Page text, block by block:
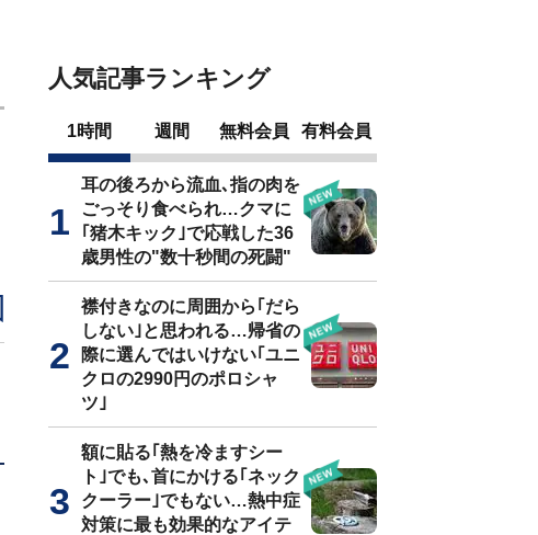
人気記事ランキング
1時間 週間 無料会員 有料会員
耳の後ろから流血､指の肉を
ごっそり食べられ…クマに
｢猪木キック｣で応戦した36
歳男性の"数十秒間の死闘"
襟付きなのに周囲から｢だら
しない｣と思われる…帰省の
際に選んではいけない｢ユニ
クロの2990円のポロシャ
ツ｣
額に貼る｢熱を冷ますシー
ト｣でも､首にかける｢ネック
クーラー｣でもない…熱中症
対策に最も効果的なアイテ